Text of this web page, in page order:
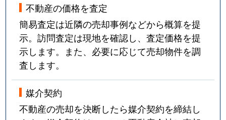
不動産の価格を査定
簡易査定は近隣の売却事例などから概算を提
示。訪問査定は現地を確認し、査定価格を提
示します。また、必要に応じて売却物件を調
査します。
媒介契約
不動産の売却を決断したら媒介契約を締結し